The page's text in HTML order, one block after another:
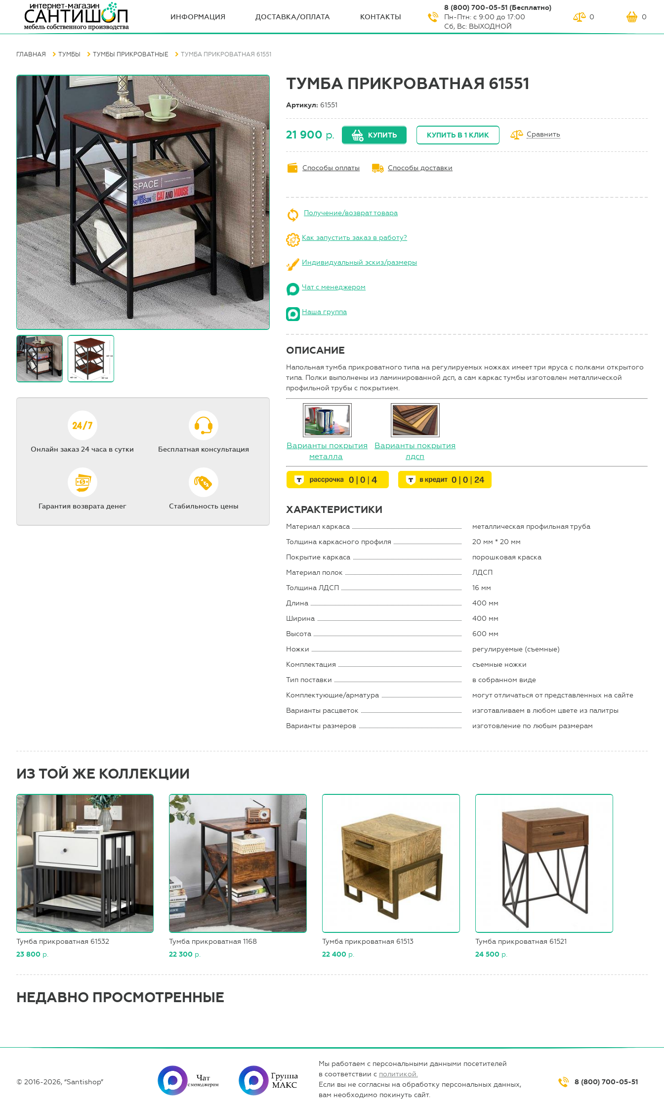
ИНФОРМАЦИЯ ДОСТАВКА/ОПЛАТА КОНТАКТЫ
8 (800) 700-05-51 (Бесплатно)
Пн-Птн: с 9:00 до 17:00
Сб, Вс: ВЫХОДНОЙ
0 0
ГЛАВНАЯ ТУМБЫ ТУМБЫ ПРИКРОВАТНЫЕ ТУМБА ПРИКРОВАТНАЯ 61551
Онлайн заказ 24 часа в сутки Бесплатная консультация
Гарантия возврата денег Стабильность цены
ТУМБА ПРИКРОВАТНАЯ 61551
Артикул: 61551
21 900 р. КУПИТЬ КУПИТЬ В 1 КЛИК Сравнить
Способы оплаты Способы доставки
Получение/возврат товара
Как запустить заказ в работу?
Индивидуальный эскиз/размеры
Чат с менеджером
Наша группа
ОПИСАНИЕ
Напольная тумба прикроватного типа на регулируемых ножках имеет три яруса с полками открытого
типа. Полки выполнены из ламинированной дсп, а сам каркас тумбы изготовлен металлической
профильной трубы с покрытием.
Варианты покрытия
металла
Варианты покрытия
лдсп
ХАРАКТЕРИСТИКИ
Материал каркаса
металлическая профильная труба
Толщина каркасного профиля
20 мм * 20 мм
Покрытие каркаса
порошковая краска
Материал полок
ЛДСП
Толщина ЛДСП
16 мм
Длина
400 мм
Ширина
400 мм
Высота
600 мм
Ножки
регулируемые (съемные)
Комплектация
съемные ножки
Тип поставки
в собранном виде
Комплектующие/арматура
могут отличаться от представленных на сайте
Варианты расцветок
изготавливаем в любом цвете из палитры
Варианты размеров
изготовление по любым размерам
ИЗ ТОЙ ЖЕ КОЛЛЕКЦИИ
Тумба прикроватная 61532
23 800 р.
Тумба прикроватная 1168
22 300 р.
Тумба прикроватная 61513
22 400 р.
Тумба прикроватная 61521
24 500 р.
НЕДАВНО ПРОСМОТРЕННЫЕ
© 2016-2026, “Santishop”
Мы работаем с персональными данными посетителей
в соответствии с политикой.
Если вы не согласны на обработку персональных данных,
вам необходимо покинуть сайт.
8 (800) 700-05-51